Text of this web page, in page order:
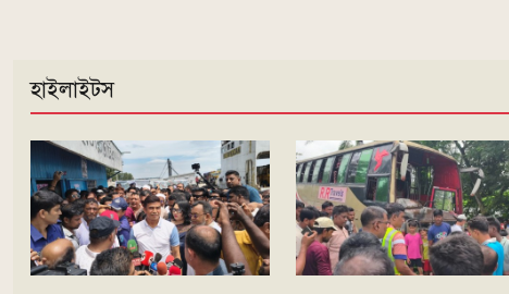
হাইলাইটস